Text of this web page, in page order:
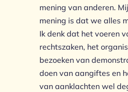
mening van anderen.
mening is dat we alles
Ik denk dat het voeren
rechtszaken, het
bezoeken van
doen van aangiftes en
van aanklachten wel